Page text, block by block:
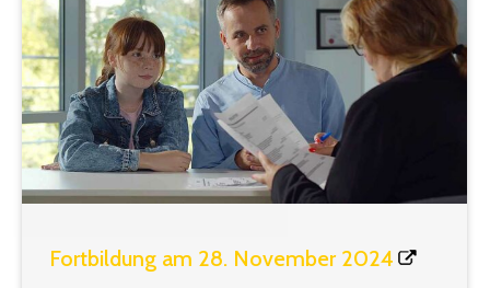
Fortbildung am 28. November 2024